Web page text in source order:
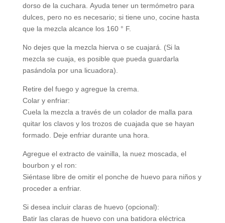
dorso de la cuchara. Ayuda tener un termómetro para
dulces, pero no es necesario; si tiene uno, cocine hasta
que la mezcla alcance los 160 ° F.
No dejes que la mezcla hierva o se cuajará. (Si la
mezcla se cuaja, es posible que pueda guardarla
pasándola por una licuadora).
Retire del fuego y agregue la crema.
Colar y enfriar:
Cuela la mezcla a través de un colador de malla para
quitar los clavos y los trozos de cuajada que se hayan
formado. Deje enfriar durante una hora.
Agregue el extracto de vainilla, la nuez moscada, el
bourbon y el ron:
Siéntase libre de omitir el ponche de huevo para niños y
proceder a enfriar.
Si desea incluir claras de huevo (opcional):
Batir las claras de huevo con una batidora eléctrica